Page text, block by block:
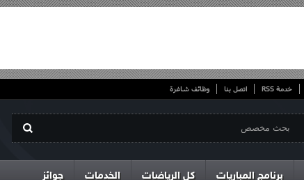
خدمة RSS اتصل بنا وظائف شاغرة
برنامج المباريات كل الرياضات الخدمات جوائز